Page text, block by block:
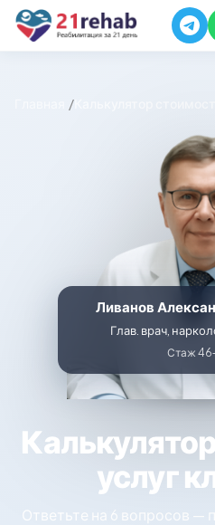
услуг
Ответьте на 6 вопросов —
Ливанов
Глав. врач,
Стаж